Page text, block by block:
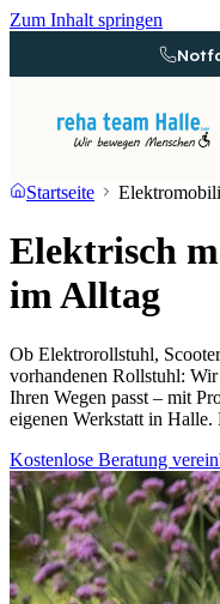
Zum Inhalt springen
Startseite
Elektrisch
im Alltag
Ob Elektrorollstuhl,
vorhandenen Rollstuhl:
Ihren Wegen passt – mit
eigenen Werkstatt in Halle.
Kostenlose Beratung